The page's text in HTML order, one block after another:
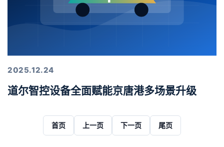
2025.12.24
道尔智控设备全面赋能京唐港多场景升级
首页 上一页 下一页 尾页